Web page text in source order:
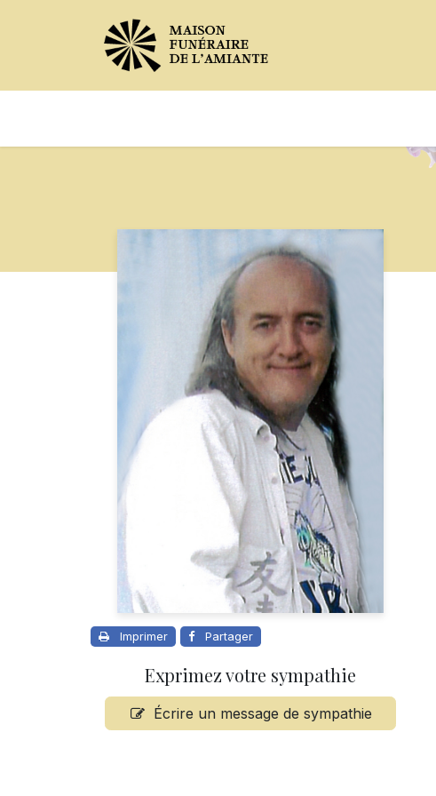
Imprimer Partager
Exprimez votre sympathie
Écrire un message de sympathie